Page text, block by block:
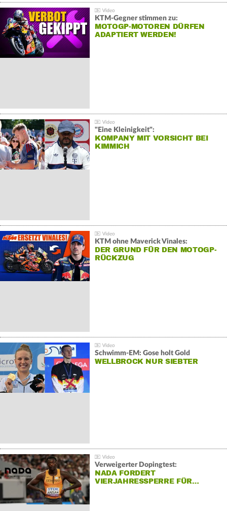
KTM-Gegner stimmen zu:
MOTOGP-MOTOREN DÜRFEN
ADAPTIERT WERDEN!
"Eine Kleinigkeit":
KOMPANY MIT VORSICHT BEI
KIMMICH
KTM ohne Maverick Vinales:
DER GRUND FÜR DEN MOTOGP-
RÜCKZUG
Schwimm-EM: Gose holt Gold
WELLBROCK NUR SIEBTER
Verweigerter Dopingtest:
NADA FORDERT
VIERJAHRESSPERRE FÜR…